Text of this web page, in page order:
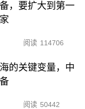
，要扩大到第一
阅读 114706
的关键变量，中
阅读 50442